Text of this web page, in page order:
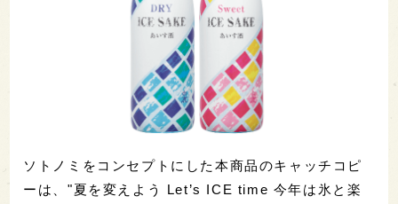
ソトノミをコンセプトにした本商品のキャッチコピ
ーは、"夏を変えよう Let’s ICE time 今年は氷と楽